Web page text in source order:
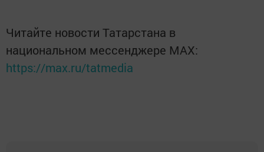
Читайте новости Татарстана в
национальном мессенджере MАХ:
https://max.ru/tatmedia